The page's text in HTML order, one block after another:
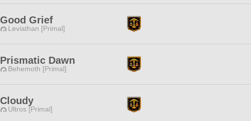
Good Grief
Leviathan [Primal]
Prismatic Dawn
Behemoth [Primal]
Cloudy
Ultros [Primal]